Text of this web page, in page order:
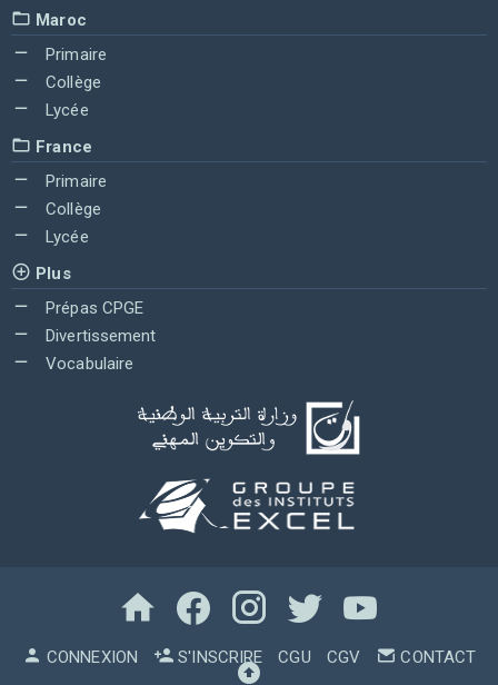
Maroc
Primaire
Collège
Lycée
France
Primaire
Collège
Lycée
Plus
Prépas CPGE
Divertissement
Vocabulaire
CONNEXION S'INSCRIRE CGU CGV CONTACT